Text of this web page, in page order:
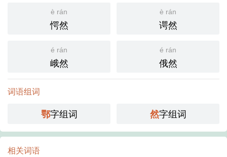
è rán
愕然
è rán
谔然
é rán
峨然
é rán
俄然
词语组词
鄂字组词 然字组词
相关词语